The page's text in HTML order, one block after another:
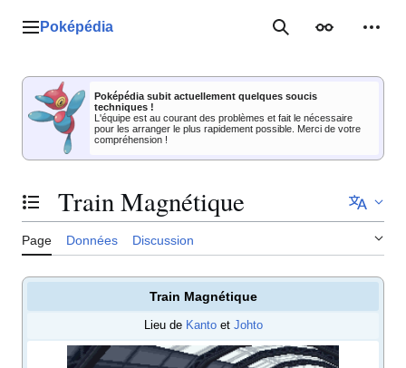
Menu principal
Poképédia RechercherApparence
Poképédia subit actuellement quelques soucis
techniques !
L'équipe est au courant des problèmes et fait le nécessaire
pour les arranger le plus rapidement possible. Merci de votre
compréhension !
Basculer la table des matières
Train Magnétique
Page Données Discussion
Train Magnétique
Lieu de Kantoet Johto